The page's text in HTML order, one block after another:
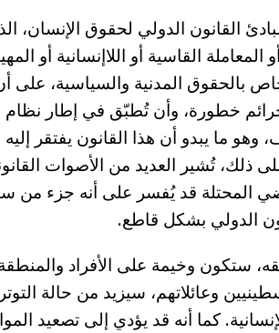
القانون الدولي لحقوق الإنسان،
القاسية أو اللاإنسانية أو
بالحقوق المدنية والسياسية، على
خطورة، وأن تُطبّق في إطار
ما يبدو أن هذا القانون يفتقر
تُشير العديد من الأصوات
المحتلة قد يُفسر على أنه جزء من
الدولي بشكل قاطع.
ستكون وخيمة على الأفراد
وعائلاتهم، سيزيد من حالة
كما أنه قد يؤدي إلى تصعيد